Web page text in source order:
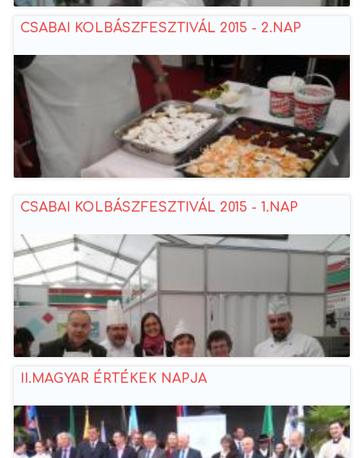
CSABAI KOLBÁSZFESZTIVÁL 2015 - 2.NAP
CSABAI KOLBÁSZFESZTIVÁL 2015 - 1.NAP
II.MAGYAR ÉRTÉKEK NAPJA